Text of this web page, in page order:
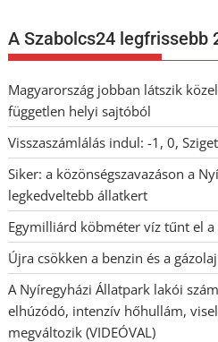
A Szabolcs24 legfrissebb
Magyarország jobban látszik
független helyi sajtóból
Visszaszámlálás indul: -1, 0,
Siker: a közönségszavazáson a
legkedveltebb állatkert
Egymilliárd köbméter víz tűnt el a
Újra csökken a benzin és a
A Nyíregyházi Állatpark lakói
elhúzódó, intenzív hőhullám,
megváltozik (VIDEÓVAL)